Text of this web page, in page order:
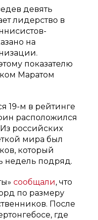
девять
лидерство в
на
показателю
Маратом
19-м в рейтинге
расположился
российских
мира был
который
недель подряд.
сообщали, что
по размеру
После
где